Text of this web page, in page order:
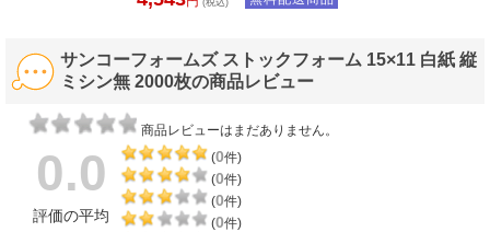
(税込)
サンコーフォームズ ストックフォーム 15×11 白紙 縦
ミシン無 2000枚の商品レビュー
商品レビューはまだありません。
0.0
評価の平均
(0件)
(0件)
(0件)
(0件)